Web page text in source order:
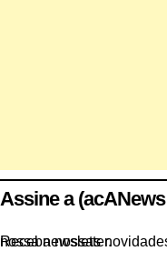
Assine a (acANews
Receba nossas novidades e conteúdos por e-mail. Assine nossa newsletter.